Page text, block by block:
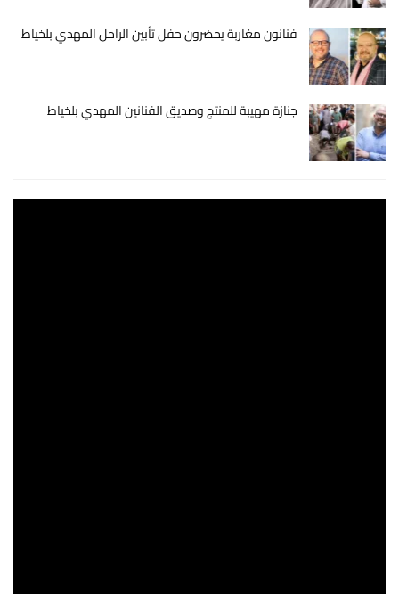
فنانون مغاربة يحضرون حفل تأبين الراحل المهدي بلخياط
جنازة مهيبة للمنتج وصديق الفنانين المهدي بلخياط